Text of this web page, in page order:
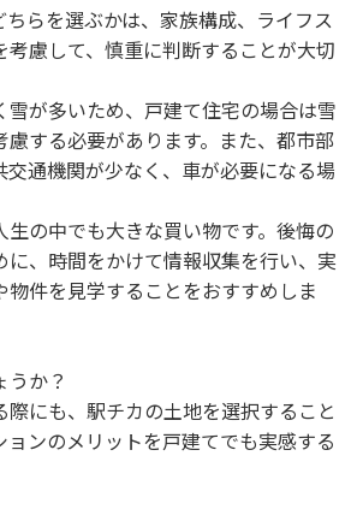
ちらを選ぶかは、家族構成、ライフス
考慮して、慎重に判断することが大切
雪が多いため、戸建て住宅の場合は雪
慮する必要があります。また、都市部
交通機関が少なく、車が必要になる場
生の中でも大きな買い物です。後悔の
に、時間をかけて情報収集を行い、実
物件を見学することをおすすめしま
うか？
際にも、駅チカの土地を選択すること
ョンのメリットを戸建てでも実感する